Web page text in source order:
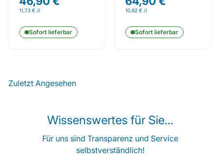
11,73 € /l
Sofort lieferbar
10,82 € /l
Sofort lieferbar
Zuletzt Angesehen
Wissenswertes für Sie...
Für uns sind Transparenz und Service
selbstverständlich!